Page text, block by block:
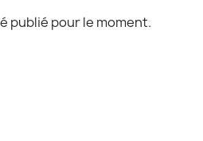
publié pour le moment.